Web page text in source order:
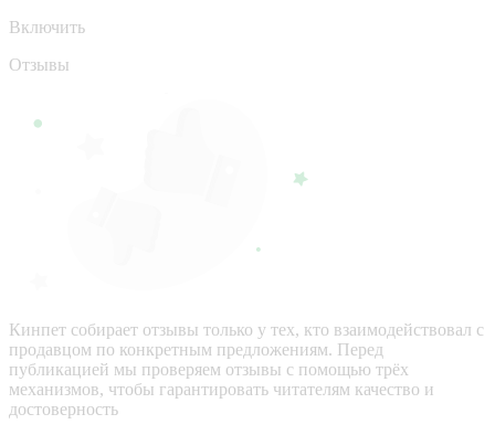
Включить
Отзывы
Кинпет собирает отзывы только у тех, кто взаимодействовал с
продавцом по конкретным предложениям. Перед
публикацией мы проверяем отзывы с помощью трёх
механизмов, чтобы гарантировать читателям качество и
достоверность